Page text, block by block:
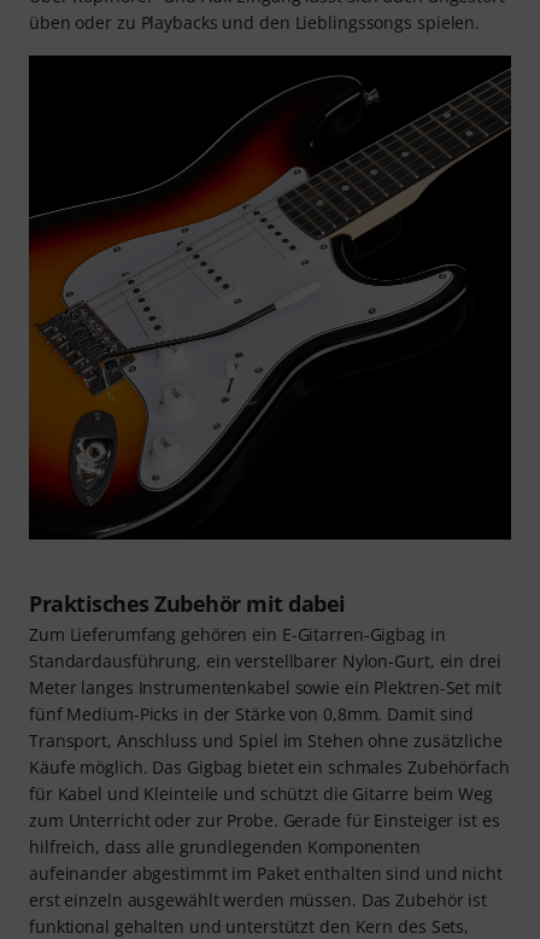
üben oder zu Playbacks und den Lieblingssongs spielen.
Praktisches Zubehör mit dabei
Zum Lieferumfang gehören ein E-Gitarren-Gigbag in
Standardausführung, ein verstellbarer Nylon-Gurt, ein drei
Meter langes Instrumentenkabel sowie ein Plektren-Set mit
fünf Medium-Picks in der Stärke von 0,8mm. Damit sind
Transport, Anschluss und Spiel im Stehen ohne zusätzliche
Käufe möglich. Das Gigbag bietet ein schmales Zubehörfach
für Kabel und Kleinteile und schützt die Gitarre beim Weg
zum Unterricht oder zur Probe. Gerade für Einsteiger ist es
hilfreich, dass alle grundlegenden Komponenten
aufeinander abgestimmt im Paket enthalten sind und nicht
erst einzeln ausgewählt werden müssen. Das Zubehör ist
funktional gehalten und unterstützt den Kern des Sets,